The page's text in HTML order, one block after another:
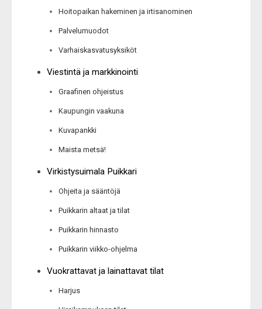
Hoitopaikan hakeminen ja irtisanominen
Palvelumuodot
Varhaiskasvatusyksiköt
Viestintä ja markkinointi
Graafinen ohjeistus
Kaupungin vaakuna
Kuvapankki
Maista metsä!
Virkistysuimala Puikkari
Ohjeita ja sääntöjä
Puikkarin altaat ja tilat
Puikkarin hinnasto
Puikkarin viikko-ohjelma
Vuokrattavat ja lainattavat tilat
Harjus